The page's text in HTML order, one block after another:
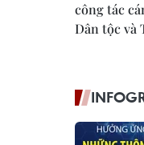
công tác
Dân tộc và